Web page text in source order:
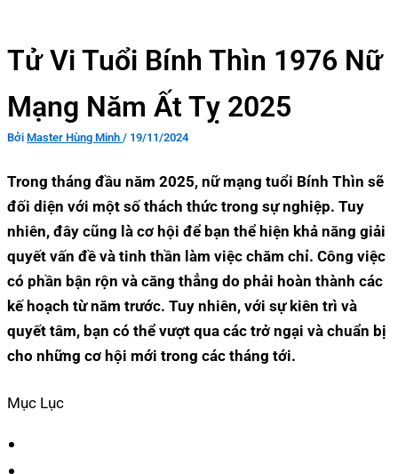
Tử Vi Tuổi Bính Thìn 1976 Nữ
Mạng Năm Ất Tỵ 2025
Bởi Master Hùng Minh / 19/11/2024
Trong tháng đầu năm 2025, nữ mạng tuổi Bính Thìn sẽ
đối diện với một số thách thức trong sự nghiệp. Tuy
nhiên, đây cũng là cơ hội để bạn thể hiện khả năng giải
quyết vấn đề và tinh thần làm việc chăm chỉ. Công việc
có phần bận rộn và căng thẳng do phải hoàn thành các
kế hoạch từ năm trước. Tuy nhiên, với sự kiên trì và
quyết tâm, bạn có thể vượt qua các trở ngại và chuẩn bị
cho những cơ hội mới trong các tháng tới.
Mục Lục